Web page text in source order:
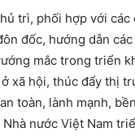
trì, phối hợp với các
đốc, hướng dẫn
mắc trong triển
xã hội, thúc đẩy thị
toàn, lành mạnh,
nước Việt Nam